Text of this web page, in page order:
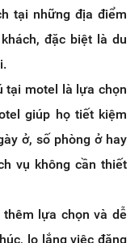
tại những địa điểm
đặc biệt là du
tại motel là lựa chọn
giúp họ tiết kiệm
ở, số phòng ở hay
vụ không cần thiết
lựa chọn và dễ
lo lắng việc đăng